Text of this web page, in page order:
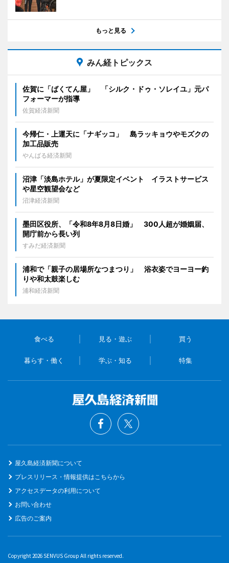
もっと見る
みん経トピックス
佐賀に「ばくてん屋」 「シルク・ドゥ・ソレイユ」元パ
フォーマーが指導
佐賀経済新聞
今帰仁・上運天に「ナギッコ」 島ラッキョウやモズクの
加工品販売
やんばる経済新聞
沼津「淡島ホテル」が夏限定イベント イラストサービス
や星空観望会など
沼津経済新聞
墨田区役所、「令和8年8月8日婚」 300人超が婚姻届、
開庁前から長い列
すみだ経済新聞
浦和で「親子の居場所なつまつり」 浴衣姿でヨーヨー釣
りや和太鼓楽しむ
浦和経済新聞
食べる 見る・遊ぶ 買う
暮らす・働く 学ぶ・知る 特集
屋久島経済新聞について
プレスリリース・情報提供はこちらから
アクセスデータの利用について
お問い合わせ
広告のご案内
Copyright 2026 SENVUS Group All rights reserved.